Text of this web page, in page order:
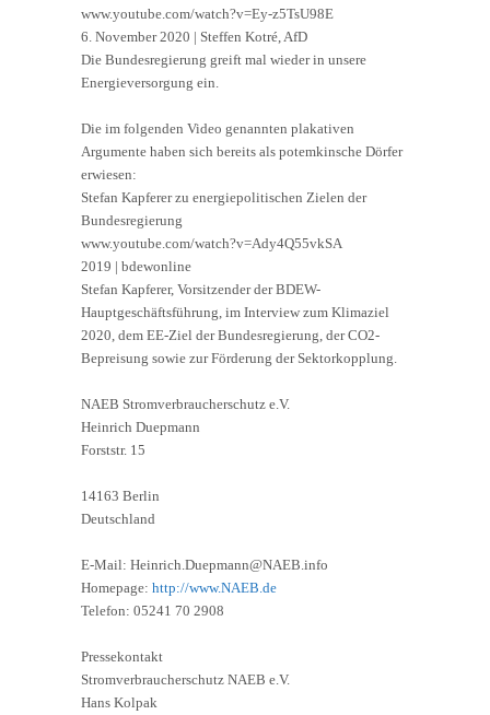
www.youtube.com/watch?v=Ey-z5TsU98E
6. November 2020 | Steffen Kotré, AfD
Die Bundesregierung greift mal wieder in unsere
Energieversorgung ein.
Die im folgenden Video genannten plakativen
Argumente haben sich bereits als potemkinsche Dörfer
erwiesen:
Stefan Kapferer zu energiepolitischen Zielen der
Bundesregierung
www.youtube.com/watch?v=Ady4Q55vkSA
2019 | bdewonline
Stefan Kapferer, Vorsitzender der BDEW-
Hauptgeschäftsführung, im Interview zum Klimaziel
2020, dem EE-Ziel der Bundesregierung, der CO2-
Bepreisung sowie zur Förderung der Sektorkopplung.
NAEB Stromverbraucherschutz e.V.
Heinrich Duepmann
Forststr. 15
14163 Berlin
Deutschland
E-Mail: Heinrich.Duepmann@NAEB.info
Homepage: http://www.NAEB.de
Telefon: 05241 70 2908
Pressekontakt
Stromverbraucherschutz NAEB e.V.
Hans Kolpak